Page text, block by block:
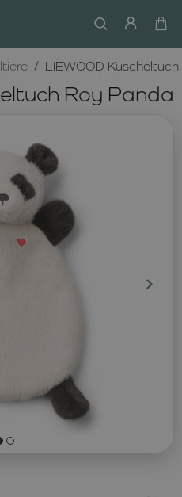
Roy Panda
LIEWOOD